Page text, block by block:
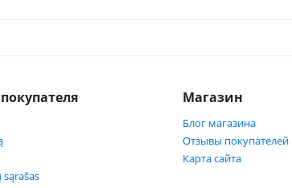
sąrašas
Магазин
Блог магазина
Отзывы покупателей
Карта сайта